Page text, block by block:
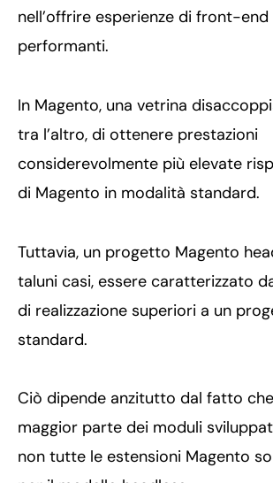
nell’offrire esperienze di front-
performanti.
In Magento, una vetrina
tra l’altro, di ottenere prestazioni
considerevolmente più elevate
di Magento in modalità standard.
Tuttavia, un progetto Magento
taluni casi, essere caratterizzato
di realizzazione superiori a un
standard.
Ciò dipende anzitutto dal fatto
maggior parte dei moduli
non tutte le estensioni Magento